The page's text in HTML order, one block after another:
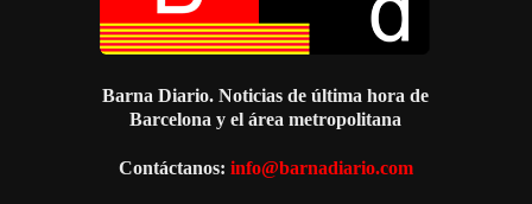
Barna Diario. Noticias de última hora de
Barcelona y el área metropolitana
Contáctanos: info@barnadiario.com